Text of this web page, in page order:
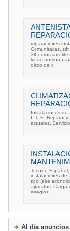
reparaciones
Comunitarias,
38 euros satelite
kit de antena
disco de d
Instalaciones de
I. T. E.
actuales.
Tecnico
instalaciones de
tipo (aire
aparatos. Carga
arreglos
Al día